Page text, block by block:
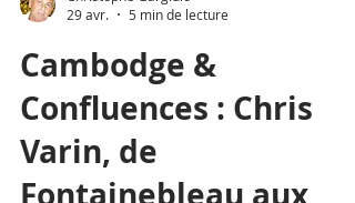
Christophe Gargiulo
29 avr.
5 min de lecture
Cambodge &
Confluences : Chris